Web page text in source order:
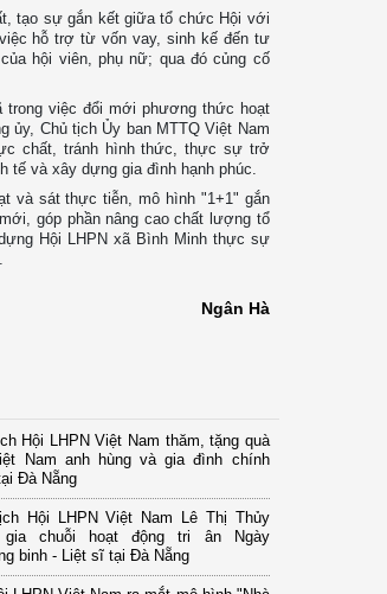
tạo sự gắn kết giữa tổ chức Hội với
hỗ trợ từ vốn vay, sinh kế đến tư
hội viên, phụ nữ; qua đó củng cố
trong việc đổi mới phương thức hoạt
ủy, Chủ tịch Ủy ban MTTQ Việt Nam
chất, tránh hình thức, thực sự trở
tế và xây dựng gia đình hạnh phúc.
và sát thực tiễn, mô hình "1+1" gắn
góp phần nâng cao chất lượng tổ
Hội LHPN xã Bình Minh thực sự
Ngân Hà
Hội LHPN Việt Nam thăm, tặng quà
Nam anh hùng và gia đình chính
Đà Nẵng
Hội LHPN Việt Nam Lê Thị Thủy
gia chuỗi hoạt động tri ân Ngày
binh - Liệt sĩ tại Đà Nẵng